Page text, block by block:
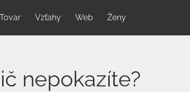
Tovar Vzťahy Web Ženy
nepokazíte?